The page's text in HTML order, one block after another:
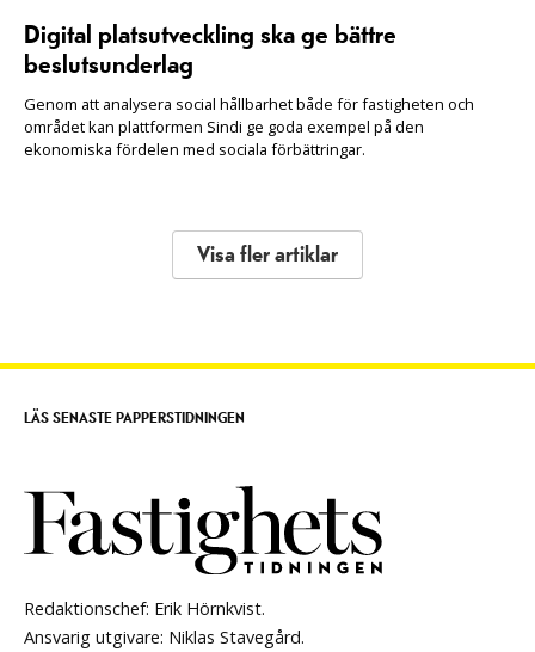
Digital platsutveckling ska ge bättre
beslutsunderlag
Genom att analysera social hållbarhet både för fastigheten och
området kan plattformen Sindi ge goda exempel på den
ekonomiska fördelen med sociala förbättringar.
Visa fler artiklar
Redaktionschef: Erik Hörnkvist.
Ansvarig utgivare: Niklas Stavegård.
LÄS SENASTE PAPPERSTIDNINGEN